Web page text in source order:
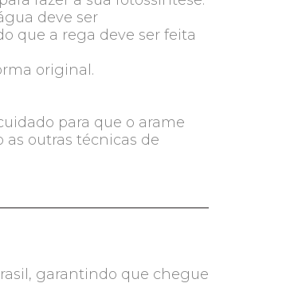
deve ser
que a rega deve ser feita
original.
para que o arame
outras técnicas de
garantindo que chegue